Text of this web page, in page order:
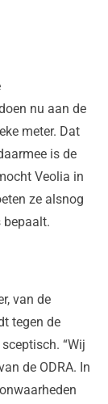
nu aan de
meter. Dat
is de
Veolia in
ze alsnog
bepaalt.
van de
tegen de
“Wij
de ODRA. In